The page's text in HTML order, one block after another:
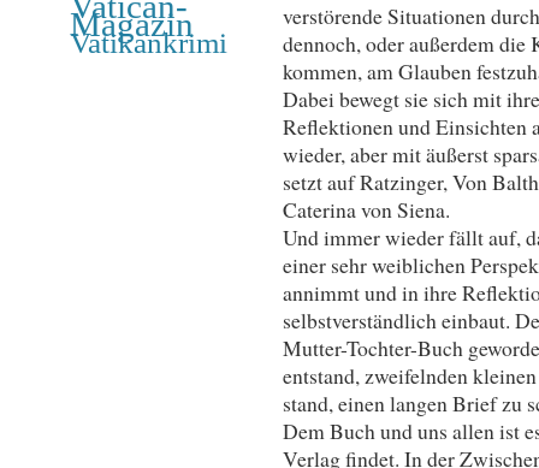
verstörende Situationen
dennoch, oder außerdem die
kommen, am Glauben
Dabei bewegt sie sich mit
Reflektionen und Einsichten
wieder, aber mit äußerst
setzt auf Ratzinger, Von
Caterina von Siena.
Und immer wieder fällt auf,
einer sehr weiblichen
annimmt und in ihre
selbstverständlich einbaut.
Mutter-Tochter-Buch
entstand, zweifelnden
stand, einen langen Brief zu
Dem Buch und uns allen ist
Verlag findet. In der
Magazin
Vatikankrimi